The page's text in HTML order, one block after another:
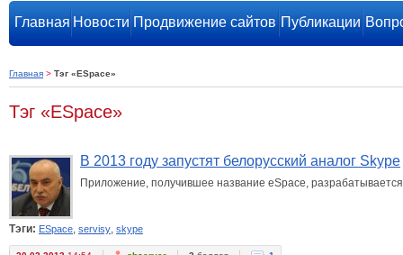
Главная Новости Продвижение сайтов Публикации
Главная > Тэг «ESpace»
Тэг «ESpace»
В 2013 году запустят белорусский аналог Skype
Приложение, получившее название eSpace,
Тэги: ESpace, servisy, skype